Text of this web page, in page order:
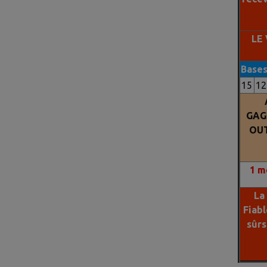
LE
Bases
15 12
1